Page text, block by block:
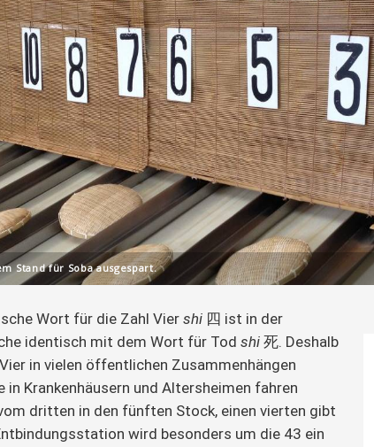
Stand für Soba ausgespart.
Wort für die Zahl Vier shi 四 ist in der
identisch mit dem Wort für Tod shi 死. Deshalb
in vielen öffentlichen Zusammenhängen
in Krankenhäusern und Altersheimen fahren
dritten in den fünften Stock, einen vierten gibt
wird besonders um die 43 ein